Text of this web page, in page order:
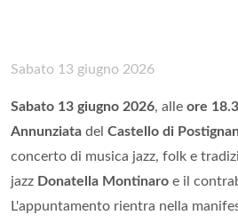
Sabato 13 giugno 2026
Sabato 13 giugno 2026, alle ore
Annunziata del Castello di
concerto di musica jazz, folk e
jazz Donatella Montinaro e il
L'appuntamento rientra nella